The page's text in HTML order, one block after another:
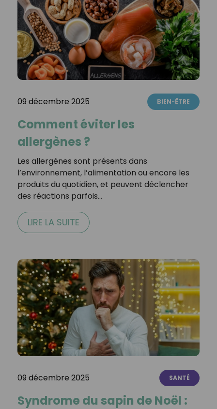
09 décembre 2025 BIEN-ÊTRE
Comment éviter les
allergènes ?
Les allergènes sont présents dans
l’environnement, l’alimentation ou encore les
produits du quotidien, et peuvent déclencher
des réactions parfois…
LIRE LA SUITE
09 décembre 2025 SANTÉ
Syndrome du sapin de Noël :